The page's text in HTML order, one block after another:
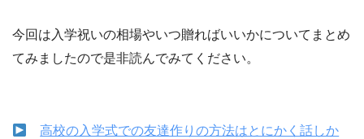
今回は入学祝いの相場やいつ贈ればいいかについてまとめ
てみましたので是非読んでみてください。
高校の入学式での友達作りの方法はとにかく話しか